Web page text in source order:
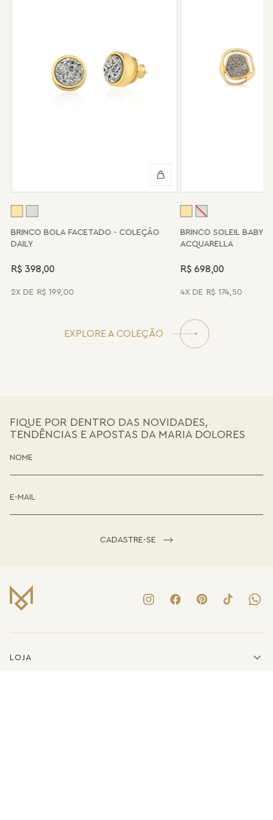
enviada novamente para a fábrica, e será cobrado apenas o
valor de custo do conserto e do frete.
Informe-se conosco sobre estes custos e sobre o prazo de
retorno, que pode variar conforme a região.
disposição para orientá-la e oferecer a melhor alternativa
BRINCO BOLA FACETADO - COLEÇÃO
DAILY
R$ 398,00
2 R$ 199,00
BRINCO SOLEIL BABY -
ACQUARELLA
R$ 698,00
4 R$ 174,50
EXPLORE A COLEÇÃO
FIQUE POR DENTRO DAS NOVIDADES,
TENDÊNCIAS E APOSTAS DA MARIA DOLORES
CADASTRE-SE
LOJA